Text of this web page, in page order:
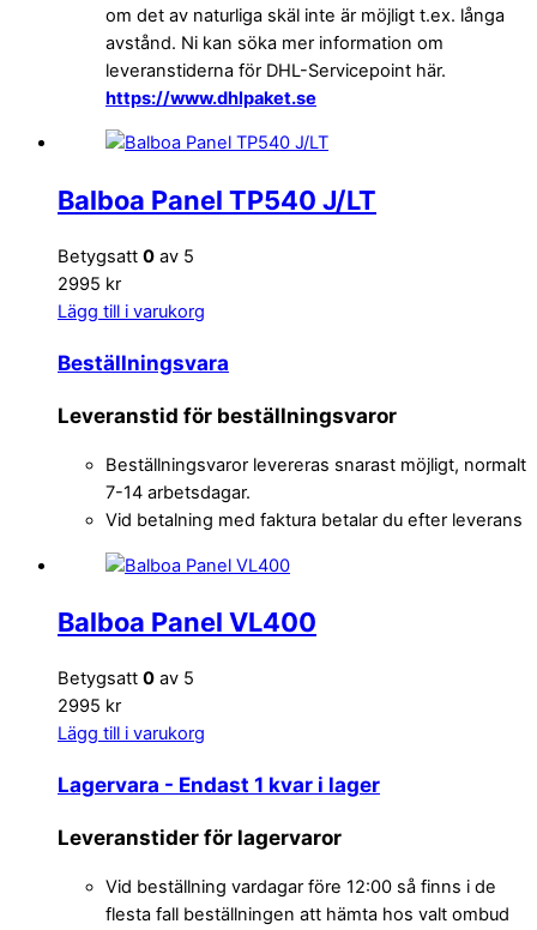
om det av naturliga skäl inte är möjligt t.ex. långa
avstånd. Ni kan söka mer information om
leveranstiderna för DHL-Servicepoint här.
https://www.dhlpaket.se
Balboa Panel TP540 J/LT
Betygsatt 0 av 5
2995 kr
Lägg till i varukorg
Beställningsvara
Leveranstid för beställningsvaror
Beställningsvaror levereras snarast möjligt, normalt
7-14 arbetsdagar.
Vid betalning med faktura betalar du efter leverans
Balboa Panel VL400
Betygsatt 0 av 5
2995 kr
Lägg till i varukorg
Lagervara - Endast 1 kvar i lager
Leveranstider för lagervaror
Vid beställning vardagar före 12:00 så finns i de
flesta fall beställningen att hämta hos valt ombud